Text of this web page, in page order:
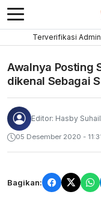
Terverifikasi
Awalnya Posting
dikenal Sebagai
Editor: Hasby
05 Desember 2020 -
Bagikan: